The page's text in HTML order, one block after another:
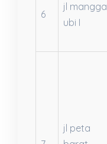
6
jl mangga
ubi I
jl peta